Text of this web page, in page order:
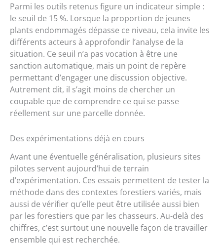
Parmi les outils retenus figure un indicateur simple :
le seuil de 15 %. Lorsque la proportion de jeunes
plants endommagés dépasse ce niveau, cela invite les
différents acteurs à approfondir l’analyse de la
situation. Ce seuil n’a pas vocation à être une
sanction automatique, mais un point de repère
permettant d’engager une discussion objective.
Autrement dit, il s’agit moins de chercher un
coupable que de comprendre ce qui se passe
réellement sur une parcelle donnée.
Des expérimentations déjà en cours
Avant une éventuelle généralisation, plusieurs sites
pilotes servent aujourd’hui de terrain
d’expérimentation. Ces essais permettent de tester la
méthode dans des contextes forestiers variés, mais
aussi de vérifier qu’elle peut être utilisée aussi bien
par les forestiers que par les chasseurs. Au-delà des
chiffres, c’est surtout une nouvelle façon de travailler
ensemble qui est recherchée.